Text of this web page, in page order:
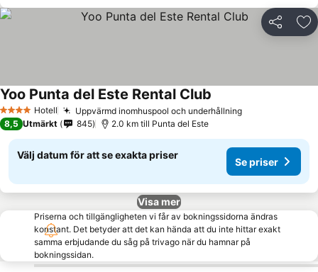
Dela
4 StjärnorHotell Uppvärmd inomhuspool och underhållning
Yoo Punta del Este Rental Club
8,5 Utmärkt 845 2.0 km till Punta del Este
Välj datum för att se exakta priser
Se priser
Visa mer
Priserna och tillgängligheten vi får av bokningssidorna ändras
konstant. Det betyder att det kan hända att du inte hittar exakt
samma erbjudande du såg på trivago när du hamnar på
bokningssidan.